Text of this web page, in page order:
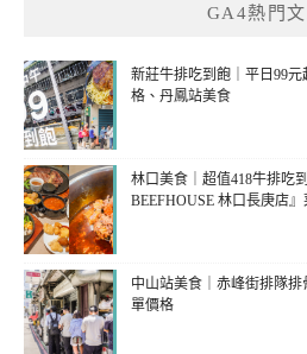
GA4熱門
新莊牛排吃到飽｜平日99
格、丹鳳站美食
林口美食｜超值418牛排吃
BEEFHOUSE 林口長庚店』
中山站美食｜赤峰街排隊
單價格